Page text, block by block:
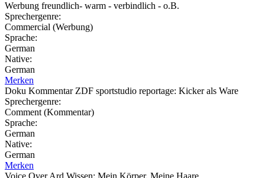
Werbung freundlich- warm - verbindlich - o.B.
Sprechergenre:
Commercial (Werbung)
Sprache:
German
Native:
German
Merken
Doku Kommentar ZDF sportstudio reportage: Kicker als Ware
Sprechergenre:
Comment (Kommentar)
Sprache:
German
Native:
German
Merken